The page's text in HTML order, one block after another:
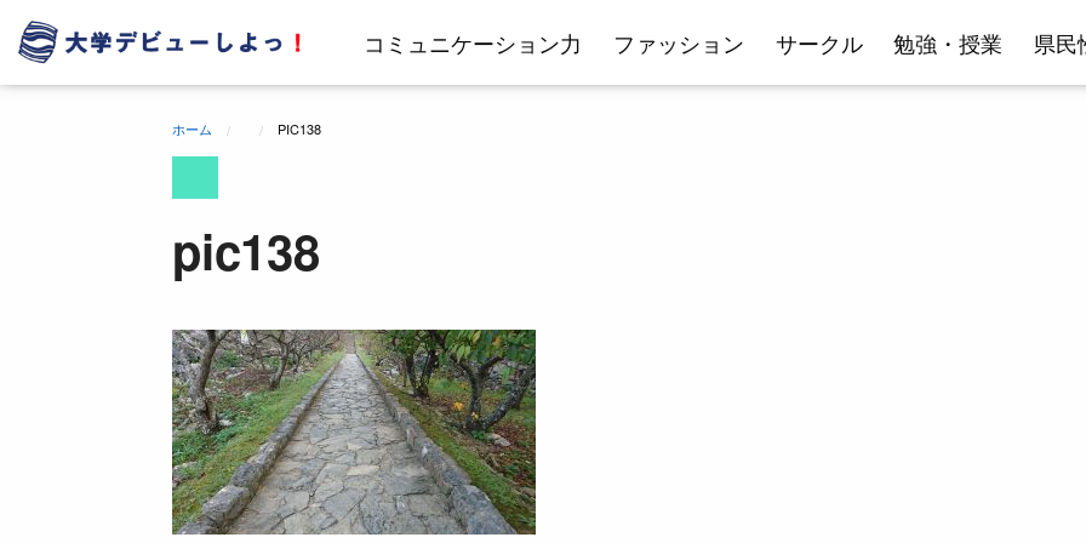
ン
コミュニケーション力 ファッション サークル 勉強・授業 県民
ホーム PIC138
pic138